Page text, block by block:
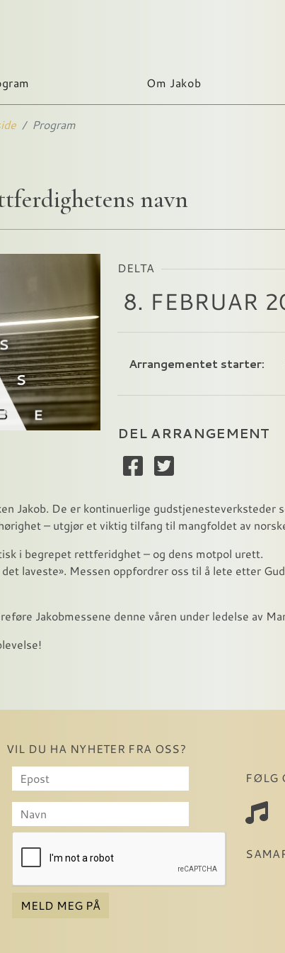
Om Jakob
Program
navn
DELTA
8. FEBRUAR
Arrangementet starter:
DEL ARRANGEMENT
Jakob. De er kontinuerlige gudstjenesteverksteder
– utgjør et viktig tilfang til mangfoldet av
i begrepet rettferidghet – og dens motpol urett.
laveste». Messen oppfordrer oss til å lete etter
Jakobmessene denne våren under ledelse av
VIL DU HA NYHETER FRA OSS?
MELD MEG PÅ
FØLG